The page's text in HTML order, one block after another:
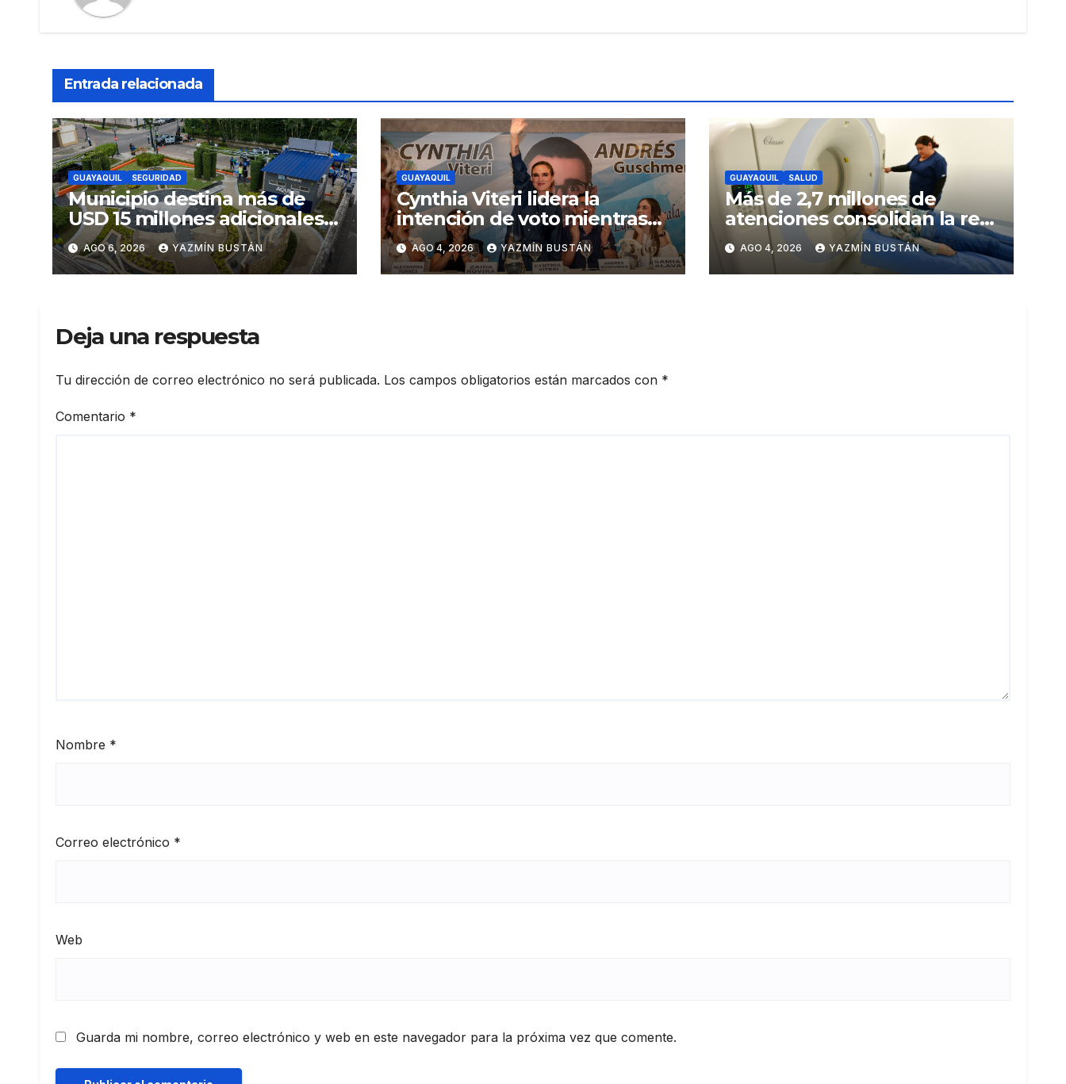
Entrada relacionada
GUAYAQUIL SEGURIDAD
Municipio destina más de
USD 15 millones adicionales a
SEGURA EP para fortalecer la
seguridad ciudadana
AGO 6, 2026 YAZMÍN BUSTÁN
GUAYAQUIL
Cynthia Viteri lidera la
intención de voto mientras
Andrés Guschmer muestra
un destacado crecimiento,
según AtlasIntel
AGO 4, 2026 YAZMÍN BUSTÁN
GUAYAQUIL SALUD
Más de 2,7 millones de
atenciones consolidan la red
municipal de salud
AGO 4, 2026 YAZMÍN BUSTÁN
Deja una respuesta
Tu dirección de correo electrónico no será publicada. Los campos obligatorios están marcados con *
Comentario *
Nombre *
Correo electrónico *
Web
Guarda mi nombre, correo electrónico y web en este navegador para la próxima vez que comente.